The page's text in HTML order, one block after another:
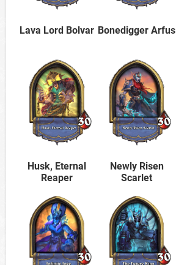
Lava Lord Bolvar Bonedigger Arfus
Husk, Eternal
Reaper
Newly Risen
Scarlet